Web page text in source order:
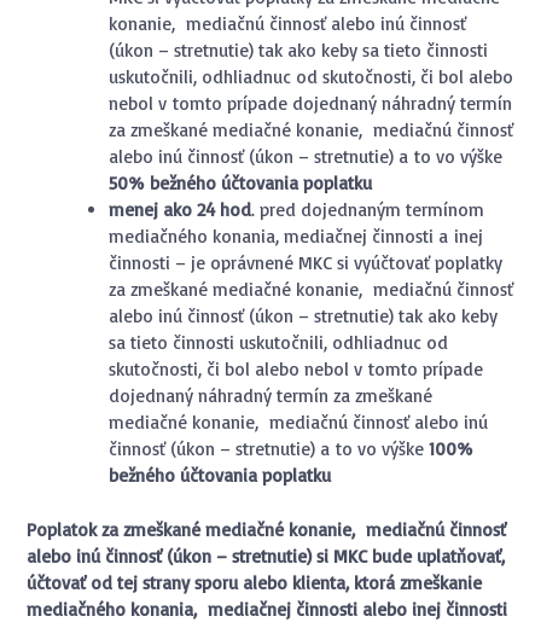
konanie, mediačnú činnosť alebo inú činnosť
(úkon – stretnutie) tak ako keby sa tieto činnosti
uskutočnili, odhliadnuc od skutočnosti, či bol alebo
nebol v tomto prípade dojednaný náhradný termín
za zmeškané mediačné konanie, mediačnú činnosť
alebo inú činnosť (úkon – stretnutie) a to vo výške
50% bežného účtovania poplatku
menej ako 24 hod. pred dojednaným termínom
mediačného konania, mediačnej činnosti a inej
činnosti – je oprávnené MKC si vyúčtovať poplatky
za zmeškané mediačné konanie, mediačnú činnosť
alebo inú činnosť (úkon – stretnutie) tak ako keby
sa tieto činnosti uskutočnili, odhliadnuc od
skutočnosti, či bol alebo nebol v tomto prípade
dojednaný náhradný termín za zmeškané
mediačné konanie, mediačnú činnosť alebo inú
činnosť (úkon – stretnutie) a to vo výške 100%
bežného účtovania poplatku
Poplatok za zmeškané mediačné konanie, mediačnú činnosť
alebo inú činnosť (úkon – stretnutie) si MKC bude uplatňovať,
účtovať od tej strany sporu alebo klienta, ktorá zmeškanie
mediačného konania, mediačnej činnosti alebo inej činnosti